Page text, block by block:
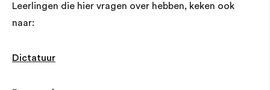
Leerlingen die hier vragen over hebben, keken ook
naar:
Dictatuur